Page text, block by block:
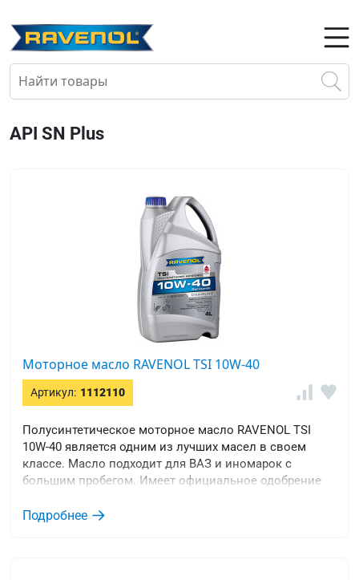
API SN Plus
Моторное масло RAVENOL TSI 10W-40
Артикул: 1112110
Полусинтетическое моторное масло RAVENOL TSI
10W-40 является одним из лучших масел в своем
классе. Масло подходит для ВАЗ и иномарок с
большим пробегом. Имеет официальное одобрение
соответствует требованиям VW 500 00 / 502 00.
Подробнее